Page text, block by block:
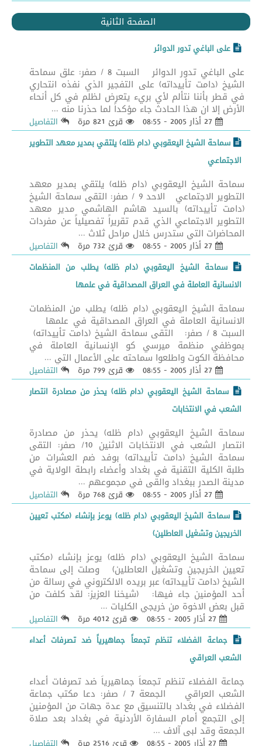
الصفحة الثانية
على الباغي تدور الدوائر
على الباغي تدور الدوائر السبت 8 / صفر: علق سماحة
الشيخ (دامت تأييداته) على التفجير الذي نفذه انتحاري
في قطر بأننا نتألم لأي بريء يتعرض لظلم في كل أنحاء
الأرض إلا ان هذا الحادث جاء مؤكداً لما حذرنا منه ...
قرئ 821 مرة
التفاصيل
سماحة الشيخ اليعقوبي (دام ظله) يلتقي بمدير معهد التطوير
الاجتماعي
سماحة الشيخ اليعقوبي (دام ظله) يلتقي بمدير معهد
التطوير الاجتماعي الاحد 9 / صفر: التقى سماحة الشيخ
(دامت تأييداته) بالسيد هاشم الهاشمي مدير معهد
التطوير الاجتماعي الذي قدم تقريراً تفصيلياً عن مفردات
المحاضرات التي ستدرس خلال مراحل ثلاث ...
قرئ 732 مرة
التفاصيل
سماحة الشيخ اليعقوبي (دام ظله) يطلب من المنظمات
الانسانية العاملة في العراق المصداقية في علمها
سماحة الشيخ اليعقوبي (دام ظله) يطلب من المنظمات
الانسانية العاملة في العراق المصداقية في علمها
السبت 8 / صفر: التقى سماحة الشيخ (دامت تأييداته)
بموظفي منظمة ميرسي كو الإنسانية العاملة في
محافظة الكوت واطلعوا سماحته على الأعمال التي ...
قرئ 799 مرة
التفاصيل
سماحة الشيخ اليعقوبي (دام ظله) يحذر من مصادرة انتصار
الشعب في الانتخابات
سماحة الشيخ اليعقوبي (دام ظله) يحذر من مصادرة
انتصار الشعب في الانتخابات الاثنين 10/ صفر: التقى
سماحة الشيخ (دامت تأييداته) بوفد ضم العشرات من
طلبة الكلية التقنية في بغداد وأعضاء رابطة الولاية في
مدينة الصدر ببغداد والقى في مجموعهم ...
قرئ 768 مرة
التفاصيل
سماحة الشيخ اليعقوبي (دام ظله) يوعز بإنشاء (مكتب تعيين
الخريجين وتشغيل العاطلين)
سماحة الشيخ اليعقوبي (دام ظله) يوعز بإنشاء (مكتب
تعيين الخريجين وتشغيل العاطلين) وصلت إلى سماحة
الشيخ (دامت تأييداته) عبر بريده الالكتروني في رسالة من
أحد المؤمنين جاء فيها: (شيخنا العزيز: لقد كلفت من
قبل بعض الاخوة من خريجي الكليات ...
قرئ 4012 مرة
التفاصيل
جماعة الفضلاء تنظم تجمعاً جماهيرياً ضد تصرفات أعداء
الشعب العراقي
جماعة الفضلاء تنظم تجمعاً جماهيرياً ضد تصرفات أعداء
الشعب العراقي الجمعة 7 / صفر: دعا مكتب جماعة
الفضلاء في بغداد بالتنسيق مع عدة جهات من المؤمنين
إلى التجمع أمام السفارة الأردنية في بغداد بعد صلاة
الجمعة وقد لبى آلاف ...
التفاصيل